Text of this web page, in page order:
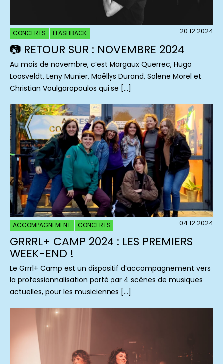
CONCERTS FLASHBACK 20.12.2024
📷 RETOUR SUR : NOVEMBRE 2024
Au mois de novembre, c’est Margaux Querrec, Hugo
Loosveldt, Leny Munier, Maëllys Durand, Solene Morel et
Christian Voulgaropoulos qui se […]
ACCOMPAGNEMENT CONCERTS 04.12.2024
GRRRL+ CAMP 2024 : LES PREMIERS
WEEK-END !
Le Grrrl+ Camp est un dispositif d’accompagnement vers
la professionnalisation porté par 4 scènes de musiques
actuelles, pour les musiciennes […]